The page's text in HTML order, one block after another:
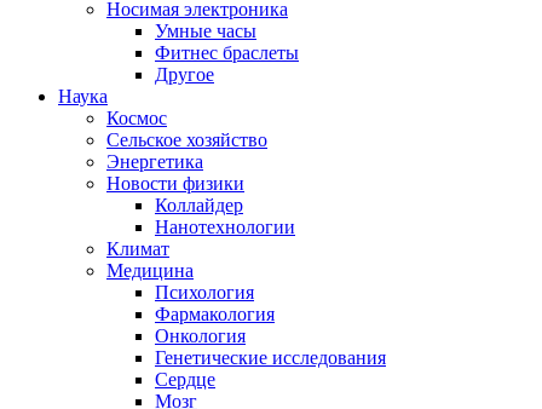
Носимая электроника
Умные часы
Фитнес браслеты
Другое
Наука
Космос
Сельское хозяйство
Энергетика
Новости физики
Коллайдер
Нанотехнологии
Климат
Медицина
Психология
Фармакология
Онкология
Генетические исследования
Сердце
Мозг